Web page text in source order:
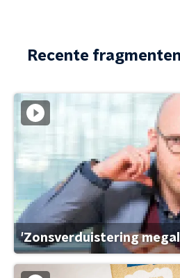
Recente fragmenten
'Zonsverduistering